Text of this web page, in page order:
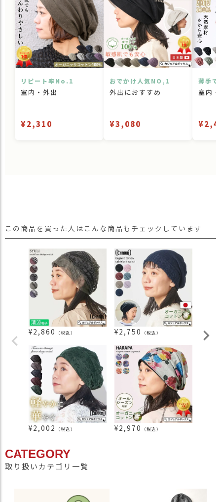
リピート率No.1
室内・外出
¥2,310
おでかけ人気NO,1
外出におすすめ
¥3,080
薄手で
室内
この商品を買った人はこんな商品もチェックしています
¥2,860 （税込） ¥2,750 （税込） ¥
¥2,002 （税込） ¥2,970 （税込）
CATEGORY
取り扱いカテゴリ一覧